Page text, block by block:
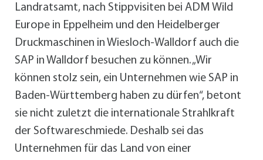
Landratsamt, nach Stippvisiten bei ADM Wild
Europe in Eppelheim und den Heidelberger
Druckmaschinen in Wiesloch-Walldorf auch die
SAP in Walldorf besuchen zu können. „Wir
können stolz sein, ein Unternehmen wie SAP in
Baden-Württemberg haben zu dürfen“, betont
sie nicht zuletzt die internationale Strahlkraft
der Softwareschmiede. Deshalb sei das
Unternehmen für das Land von einer